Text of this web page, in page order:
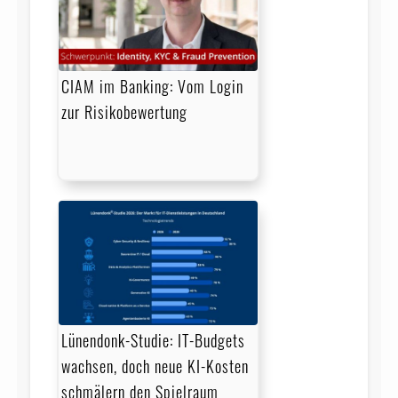
CIAM im Banking: Vom Login
zur Risikobewertung
Lünendonk-Studie: IT-Budgets
wachsen, doch neue KI-Kosten
schmälern den Spielraum